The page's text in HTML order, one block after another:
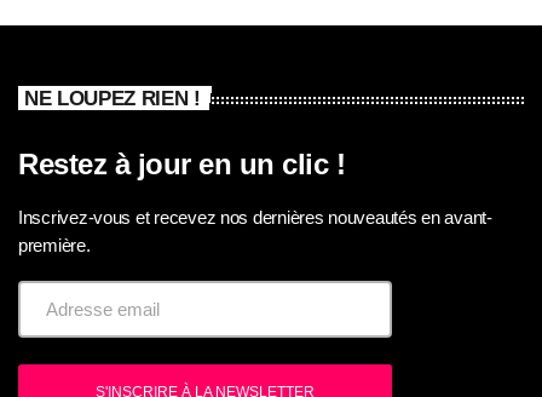
NE LOUPEZ RIEN !
Restez à jour en un clic !
Inscrivez-vous et recevez nos dernières nouveautés en avant-
première.
S'INSCRIRE À LA NEWSLETTER